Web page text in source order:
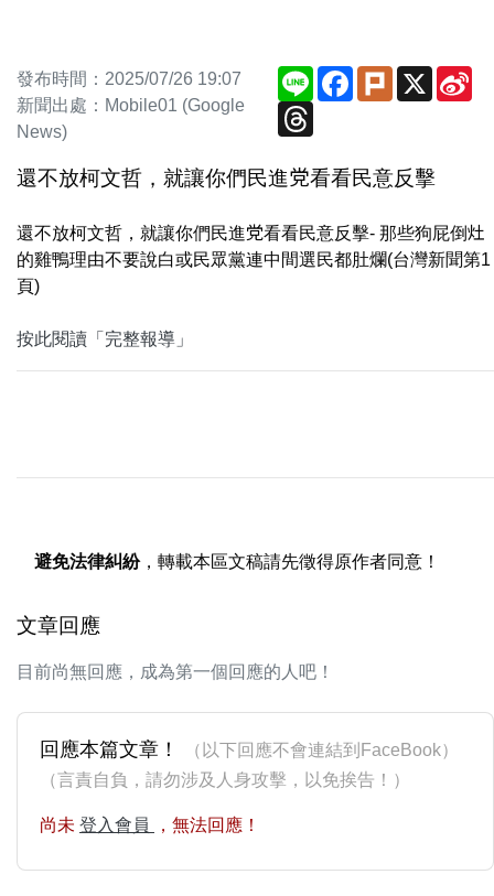
發布時間：2025/07/26 19:07
新聞出處：Mobile01 (Google
News)
Line Facebook
Plurk X
還不放柯文哲，就讓你們民進党看看民意反擊
還不放柯文哲，就讓你們民進党看看民意反擊- 那些狗屁倒灶
的雞鴨理由不要說白或民眾黨連中間選民都肚爛(台灣新聞第1
頁)
按此閱讀「完整報導」
避免法律糾紛，轉載本區文稿請先徵得原作者同意！
文章回應
目前尚無回應，成為第一個回應的人吧！
回應本篇文章！
（以下回應不會連結到FaceBook）
（言責自負，請勿涉及人身攻擊，以免挨告！）
尚未 登入會員 ，無法回應！